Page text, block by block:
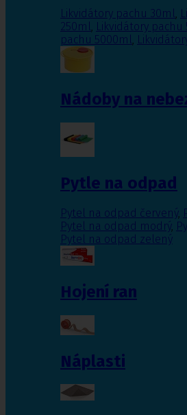
Likvidátory pachu 30ml,
250ml, Likvidátory pachu
pachu 5000ml,
Nádoby na
Pytle na odpad
Pytel na odpad červený,
Pytel na odpad modrý,
Pytel na odpad zelený
Hojení ran
Náplasti